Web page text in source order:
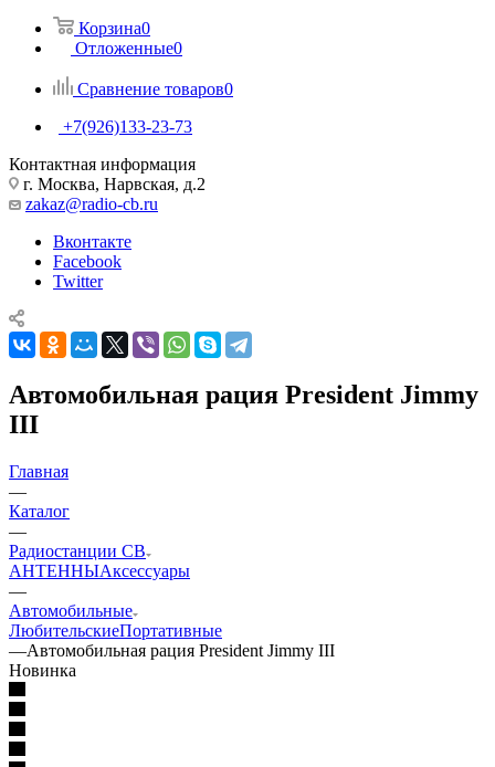
Корзина0
Отложенные0
Сравнение товаров0
+7(926)133-23-73
Контактная информация
г. Москва, Нарвская, д.2
zakaz@radio-cb.ru
Вконтакте
Facebook
Twitter
Автомобильная рация President Jimmy
III
Главная
—
Каталог
—
Радиостанции CB
АНТЕННЫАксессуары
—
Автомобильные
ЛюбительскиеПортативные
—Автомобильная рация President Jimmy III
Новинка